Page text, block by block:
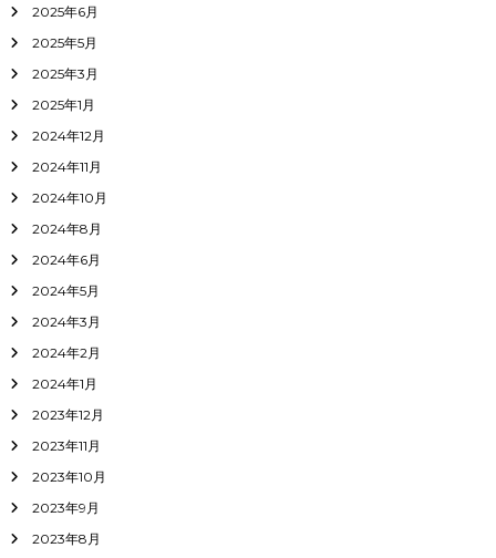
2025年6月
2025年5月
2025年3月
2025年1月
2024年12月
2024年11月
2024年10月
2024年8月
2024年6月
2024年5月
2024年3月
2024年2月
2024年1月
2023年12月
2023年11月
2023年10月
2023年9月
2023年8月